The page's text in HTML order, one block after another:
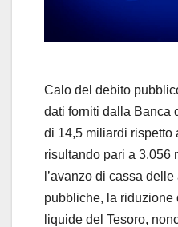
Calo del debito
dati forniti dalla Banca
di 14,5 miliardi rispetto
risultando pari a 3.056
l’avanzo di cassa
pubbliche, la
liquide del Tesoro,